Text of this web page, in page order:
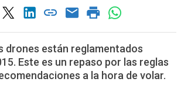
drones están reglamentados
Este es un repaso por las reglas
a la hora de volar.